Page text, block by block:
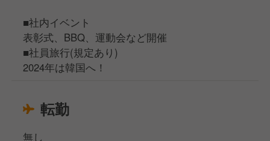
■社内イベント
表彰式、BBQ、運動会など開催
■社員旅行(規定あり)
2024年は韓国へ！
転勤
無し